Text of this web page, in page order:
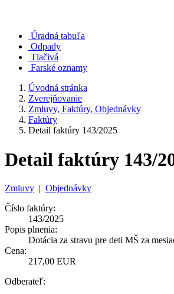
Úradná tabuľa
Odpady
Tlačivá
Farské oznamy
Úvodná stránka
Zverejňovanie
Zmluvy, Faktúry, Objednávky
Faktúry
Detail faktúry 143/2025
Detail faktúry 143/
Zmluvy | Objednávky
Číslo faktúry:
143/2025
Popis plnenia:
Dotácia za stravu pre deti MŠ za
Cena:
217,00 EUR
Odberateľ: